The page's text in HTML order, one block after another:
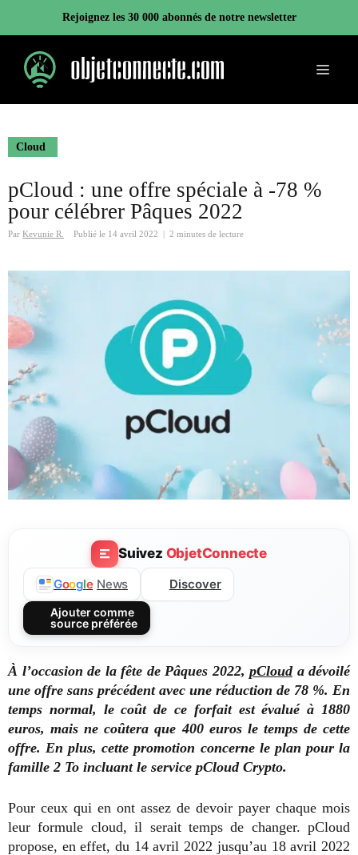
contenu
Rejoignez les 30 000 abonnés de notre newsletter
Menu
Cloud
pCloud : une offre spéciale à -78 %
pour célébrer Pâques 2022
Par Kevunie R. Publié le 14 avril 2022 2 minutes de lecture
Suivez ObjetConnecte
Google News Discover
Ajouter comme
source préférée
À l’occasion de la fête de Pâques 2022, pClouda dévoilé
une offre sans précédent avec une réduction de 78 %. En
temps normal, le coût de ce forfait est évalué à 1880
euros, mais ne coûtera que 400 euros le temps de cette
offre. En plus, cette promotion concerne le plan pour la
famille 2 To incluant le service pCloud Crypto.
Pour ceux qui en ont assez de devoir payer chaque mois
leur formule cloud, il serait temps de changer. pCloud
propose, en effet, du 14 avril 2022 jusqu’au 18 avril 2022